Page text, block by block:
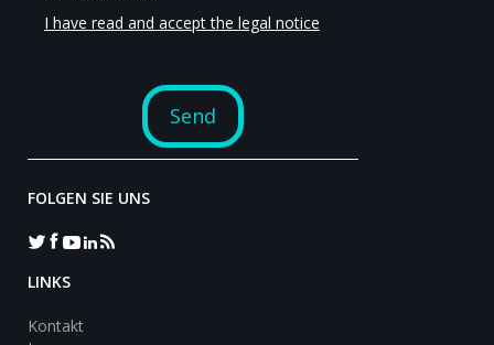
FOLGEN SIE UNS
LINKS
Kontakt